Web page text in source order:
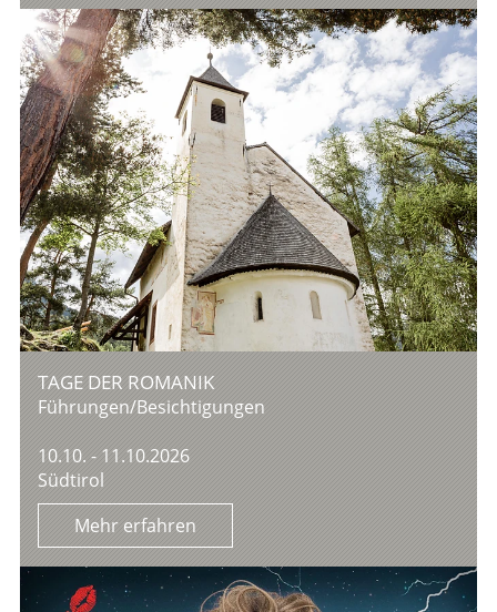
TAGE DER ROMANIK
Führungen/Besichtigungen
10.10. - 11.10.2026
Südtirol
Mehr erfahren